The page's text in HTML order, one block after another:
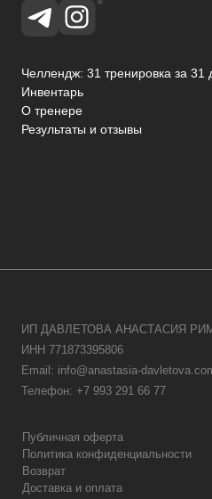
*Meta признана экстремистской организацией на
территории РФ